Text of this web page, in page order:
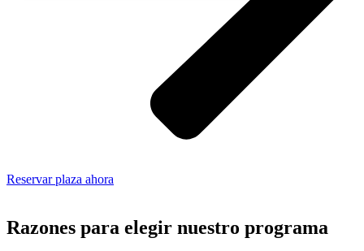
Reservar plaza ahora
Razones para elegir nuestro programa